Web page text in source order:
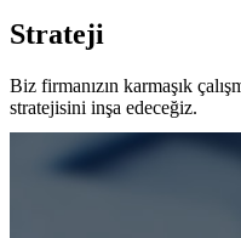
Strateji
Biz firmanızın karmaşık
stratejisini inşa edeceğiz.